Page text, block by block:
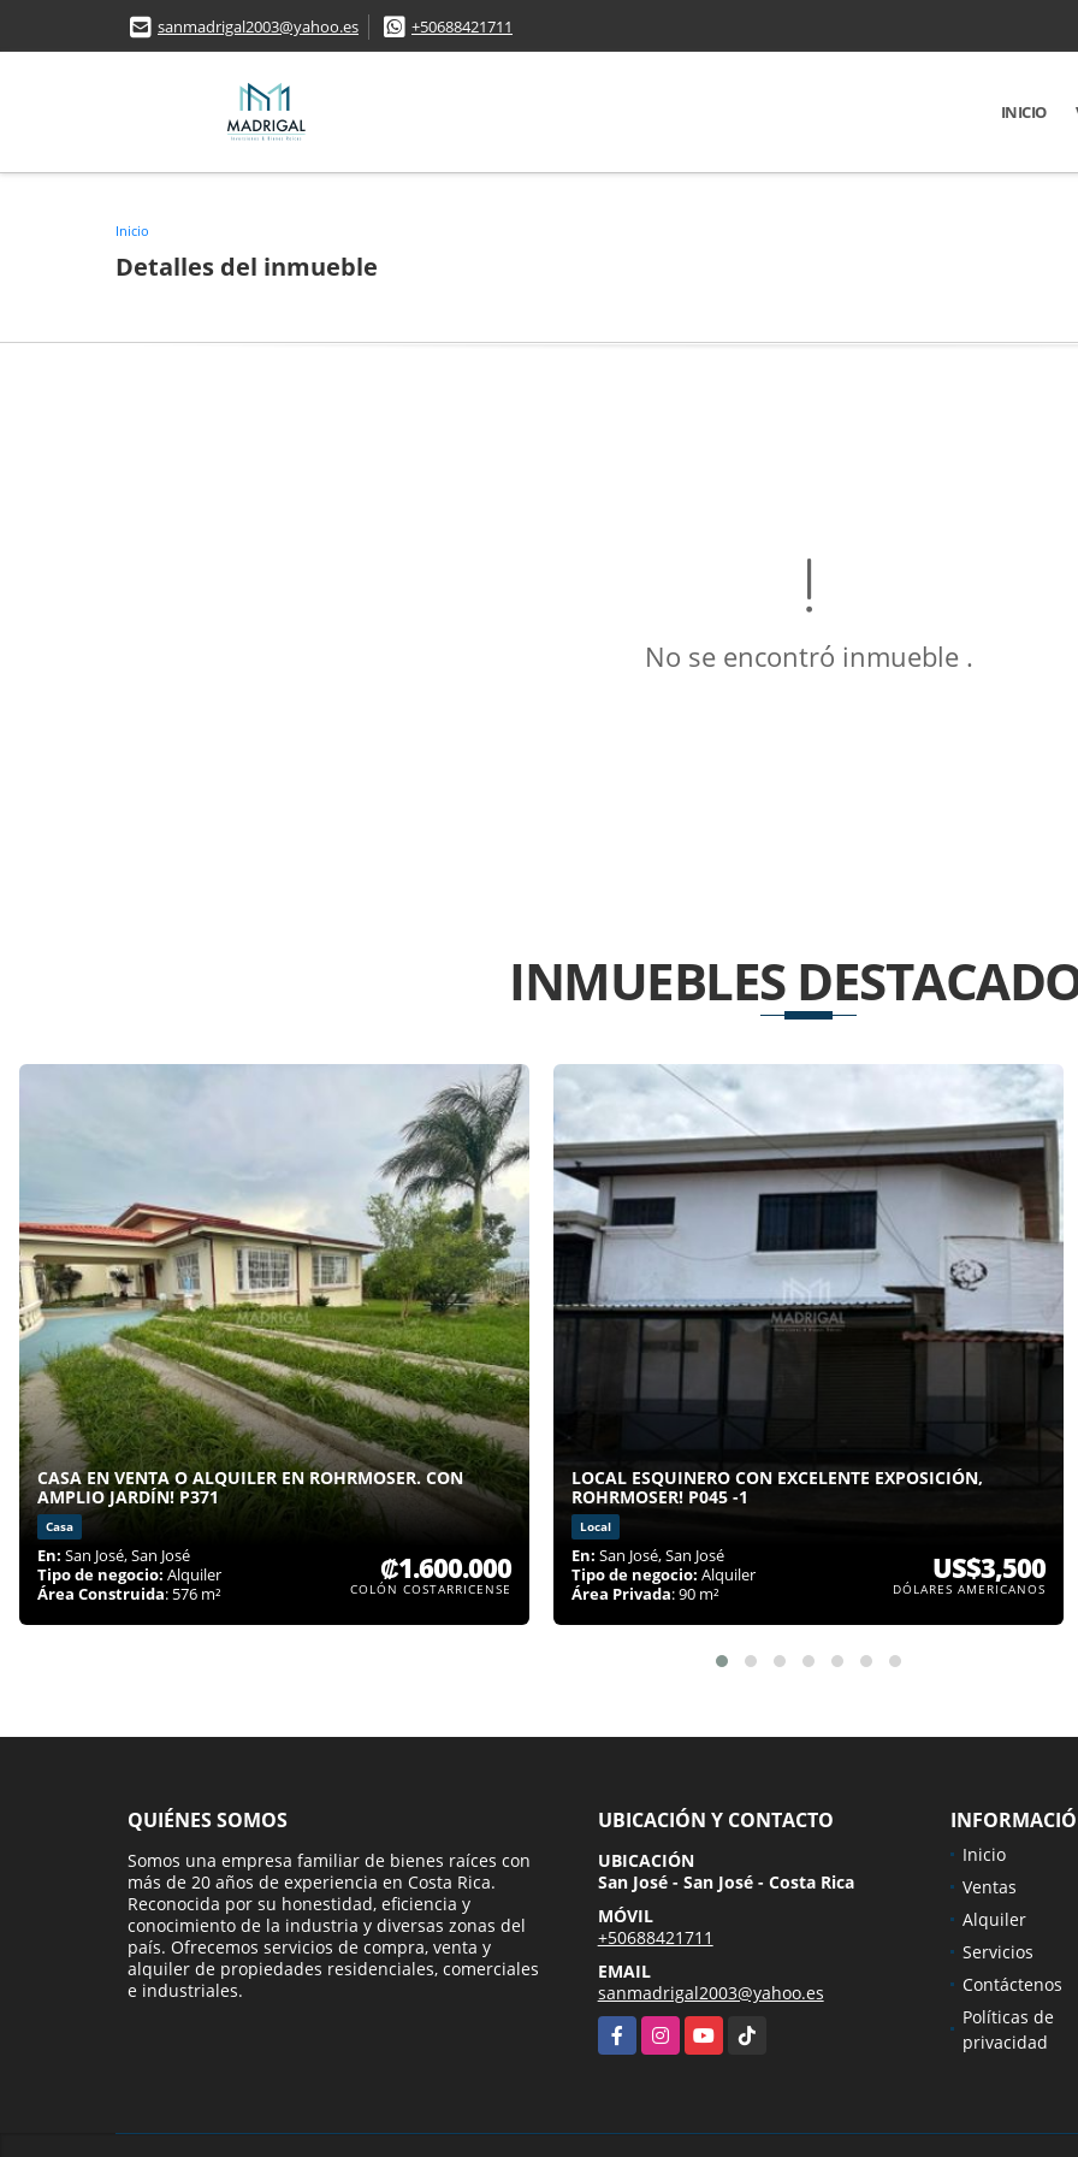
sanmadrigal2003@yahoo.es +50688421711
INICIO
Inicio
Detalles del inmueble
No se encontró inmueble .
INMUEBLES
CASA EN VENTA O ALQUILER EN ROHRMOSER. CON
AMPLIO JARDÍN! P371
Casa
En: San José, San José
Tipo de negocio: Alquiler
Área Construida: 576 m²
₡1.600.000
COLÓN COSTARRICENSE
LOCAL ESQUINERO CON EXCELENTE EXPOSICIÓN,
ROHRMOSER! P045 -1
Local
En: San José, San José
Tipo de negocio: Alquiler
Área Privada: 90 m²
US$3,500
DÓLARES AMERICANOS
QUIÉNES SOMOS
Somos una empresa familiar de bienes raíces con
más de 20 años de experiencia en Costa Rica.
Reconocida por su honestidad, eficiencia y
conocimiento de la industria y diversas zonas del
país. Ofrecemos servicios de compra, venta y
alquiler de propiedades residenciales, comerciales
e industriales.
UBICACIÓN Y CONTACTO
UBICACIÓN
San José - San José - Costa Rica
MÓVIL
+50688421711
EMAIL
sanmadrigal2003@yahoo.es
FacebookInstagramYouTubeTikTok
Inicio
Ventas
Alquiler
Servicios
Contáctenos
Políticas de
privacidad